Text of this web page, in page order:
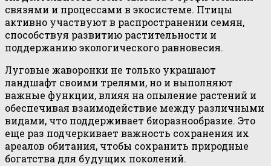
связями и процессами в экосистеме. Птицы
активно участвуют в распространении семян,
способствуя развитию растительности и
поддержанию экологического равновесия.
Луговые жаворонки не только украшают
ландшафт своими трелями, но и выполняют
важные функции, влияя на опыление растений и
обеспечивая взаимодействие между различными
видами, что поддерживает биоразнообразие. Это
еще раз подчеркивает важность сохранения их
ареалов обитания, чтобы сохранить природные
богатства для будущих поколений.